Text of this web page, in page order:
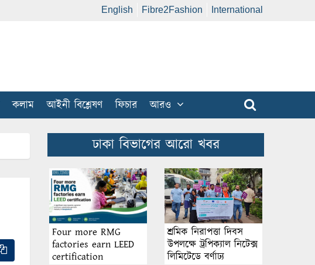
English Fibre2Fashion International
কলাম আইনী বিশ্লেষণ ফিচার আরও
ঢাকা বিভাগের আরো খবর
Four more RMG
factories earn LEED
certification
শ্রমিক নিরাপত্তা দিবস
উপলক্ষে ট্রপিক্যাল নিটেক্স
লিমিটেডে বর্ণাঢ্য